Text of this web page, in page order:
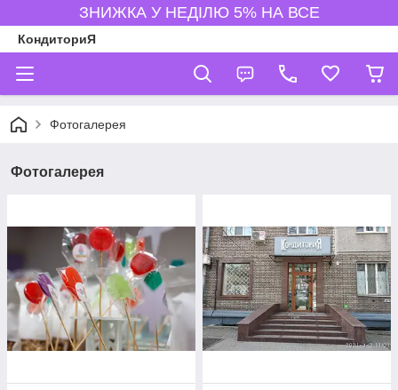
ЗНИЖКА У НЕДІЛЮ 5% НА ВСЕ
КондиториЯ
Фотогалерея
Фотогалерея